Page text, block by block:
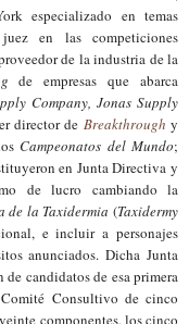
especializado en temas
en las competiciones
de la industria de la
de empresas que abarca
Company, Jonas Supply
director de Breakthrough y
Campeonatos del Mundo;
en Junta Directiva y
de lucro cambiando la
de la Taxidermia (Taxidermy
e incluir a personajes
anunciados. Dicha Junta
candidatos de esa primera
Consultivo de cinco
componentes, los cinco